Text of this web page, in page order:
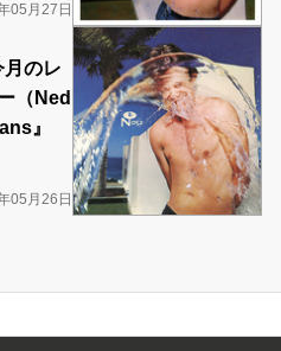
05月27日
のレ
（Ned
』
05月26日